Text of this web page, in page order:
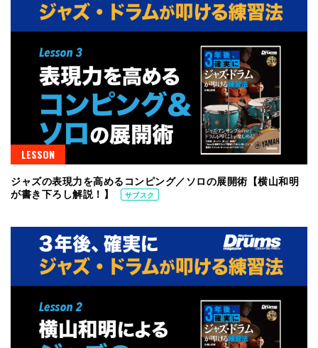
LESSON
ジャズの表現力を高めるコンピング／ソロの展開術【横山和明
が書き下ろし解説！】
サブスク